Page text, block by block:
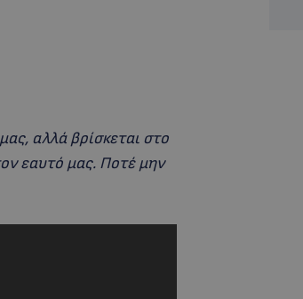
αλλά βρίσκεται στο
εαυτό μας. Ποτέ μην